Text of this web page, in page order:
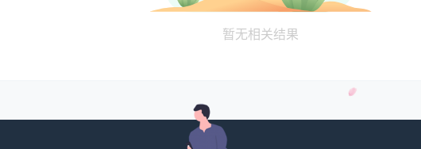
暂无相关结果